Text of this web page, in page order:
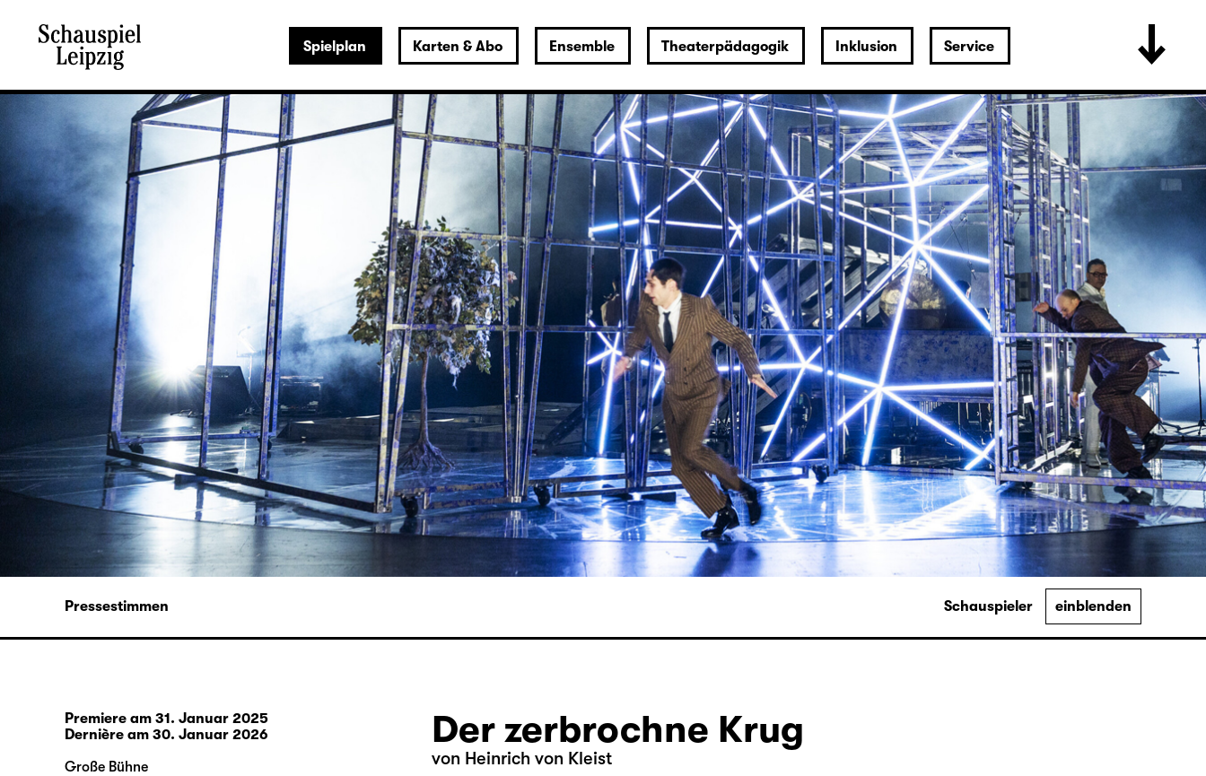
Spielplan Karten & Abo Ensemble Theaterpädagogik Inklusion Service
Pressestimmen Schauspieler einblenden
Der zerbrochne Krug
von Heinrich von Kleist
Premiere am 31. Januar 2025
Dernière am 30. Januar 2026
Große Bühne